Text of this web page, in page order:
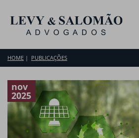
HOME PUBLICAÇÕES
nov
2025